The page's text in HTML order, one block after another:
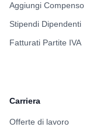
Aggiungi Compenso
Stipendi Dipendenti
Fatturati Partite IVA
Carriera
Offerte di lavoro